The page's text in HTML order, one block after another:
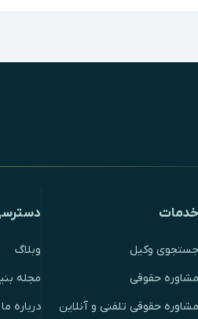
خدمات
جستجوی وکیل
مشاوره حقوقی
مشاوره حقوقی تلفنی و آنلاین
وبلاگ
مجله
درباره ما